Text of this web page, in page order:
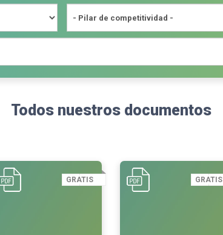
Todos nuestros documentos
GRATIS GRATIS